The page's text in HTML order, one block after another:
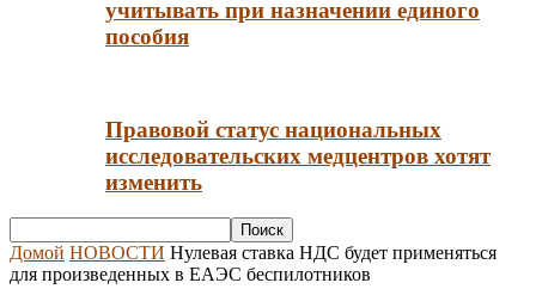
учитывать при назначении единого
пособия
Правовой статус национальных
исследовательских медцентров хотят
изменить
Домой НОВОСТИ Нулевая ставка НДС будет применяться
для произведенных в ЕАЭС беспилотников